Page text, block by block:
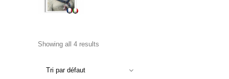
Showing all 4 results
Tri par défaut